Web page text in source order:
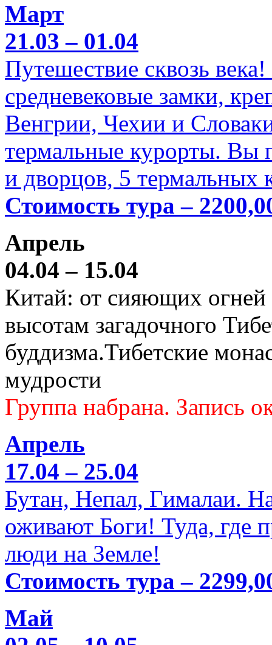
Март
21.03 – 01.04
Путешествие сквозь
средневековые замки,
Венгрии, Чехии и
термальные курорты. Вы
и дворцов, 5 термальных
Стоимость тура –
Апрель
04.04 – 15.04
Китай: от сияющих
высотам загадочного
буддизма.Тибетские
мудрости
Группа набрана. Запись
Апрель
17.04 – 25.04
Бутан, Непал, Гималаи.
оживают Боги! Туда, где
люди на Земле!
Стоимость тура –
Май